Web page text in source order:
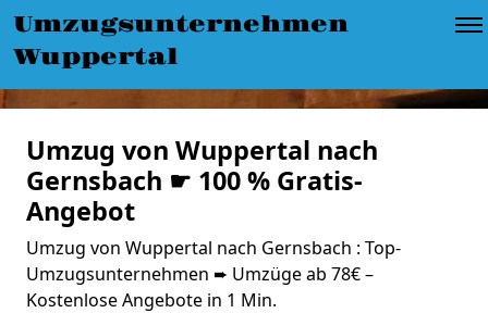
Umzugsunternehmen
Wuppertal
Umzug von Wuppertal nach
Gernsbach ☛ 100 % Gratis-
Angebot
Umzug von Wuppertal nach Gernsbach : Top-
Umzugsunternehmen ➨ Umzüge ab 78€ –
Kostenlose Angebote in 1 Min.